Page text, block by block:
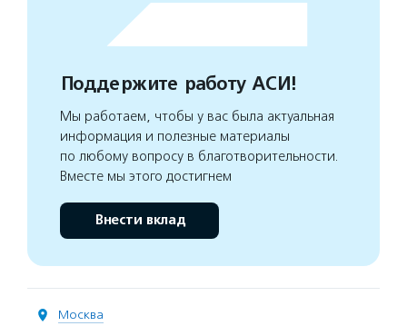
Поддержите работу АСИ!
Мы работаем, чтобы у вас была актуальная
информация и полезные материалы
по любому вопросу в благотворительности.
Вместе мы этого достигнем
Внести вклад
Москва